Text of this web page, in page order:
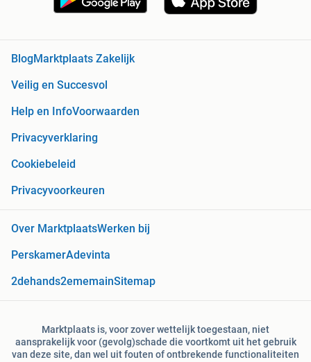
BlogMarktplaats Zakelijk
Veilig en Succesvol
Help en InfoVoorwaarden
Privacyverklaring
Cookiebeleid
Privacyvoorkeuren
Over MarktplaatsWerken bij
PerskamerAdevinta
2dehands2ememainSitemap
Marktplaats is, voor zover wettelijk toegestaan, niet
aansprakelijk voor (gevolg)schade die voortkomt uit het gebruik
van deze site, dan wel uit fouten of ontbrekende functionaliteiten